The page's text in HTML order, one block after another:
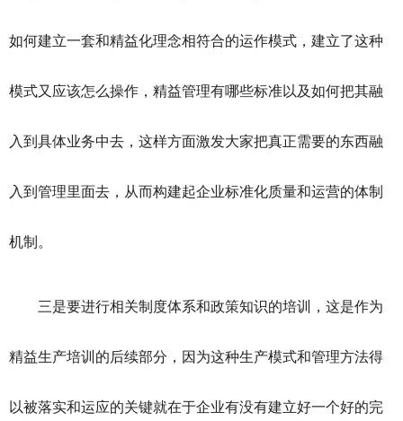
如何建立一套和精益化理念相符合的运作模式，建立了这种
模式又应该怎么操作，精益管理有哪些标准以及如何把其融
入到具体业务中去，这样方面激发大家把真正需要的东西融
入到管理里面去，从而构建起企业标准化质量和运营的体制
机制。
三是要进行相关制度体系和政策知识的培训，这是作为
精益生产培训的后续部分，因为这种生产模式和管理方法得
以被落实和运应的关键就在于企业有没有建立好一个好的完